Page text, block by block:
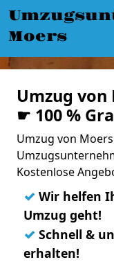
Moers
Umzug von
☛ 100 %
Umzug von
Kostenlose
✓ Wir helfen
Umzug geht!
✓ Schnell &
erhalten!